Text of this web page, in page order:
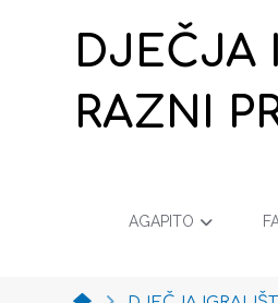
DJEČJA
RAZNI
AGAPITO